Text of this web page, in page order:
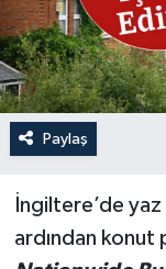
Paylaş
İngiltere’de
ardından konut